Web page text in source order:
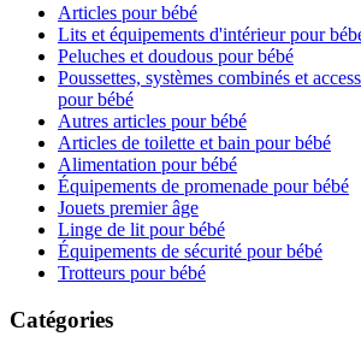
Articles pour bébé
Lits et équipements d'intérieur pour
Peluches et doudous pour bébé
Poussettes, systèmes combinés et
pour bébé
Autres articles pour bébé
Articles de toilette et bain pour bébé
Alimentation pour bébé
Équipements de promenade pour bébé
Jouets premier âge
Linge de lit pour bébé
Équipements de sécurité pour bébé
Trotteurs pour bébé
Catégories